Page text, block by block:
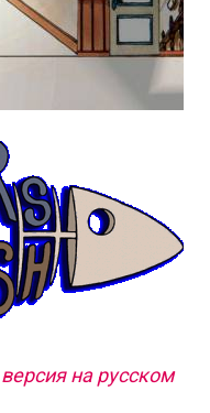
на русском